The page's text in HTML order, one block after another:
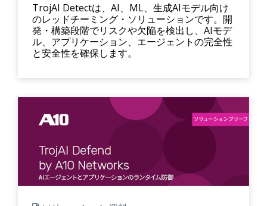
TrojAI Detectは、AI、ML、生成AIモデル向け
のレッドチーミング・ソリューションです。開
発・構築段階でリスクや欠陥を検出し、AIモデ
ル、アプリケーション、エージェントの完全性
と安全性を確保します。